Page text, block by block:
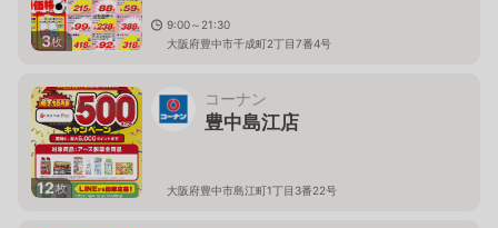
3枚
9:00～21:30
大阪府豊中市千成町2丁目7番4号
12枚
コーナン
豊中島江店
大阪府豊中市島江町1丁目3番22号